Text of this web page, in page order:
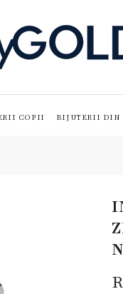
COPII BIJUTERII DIN